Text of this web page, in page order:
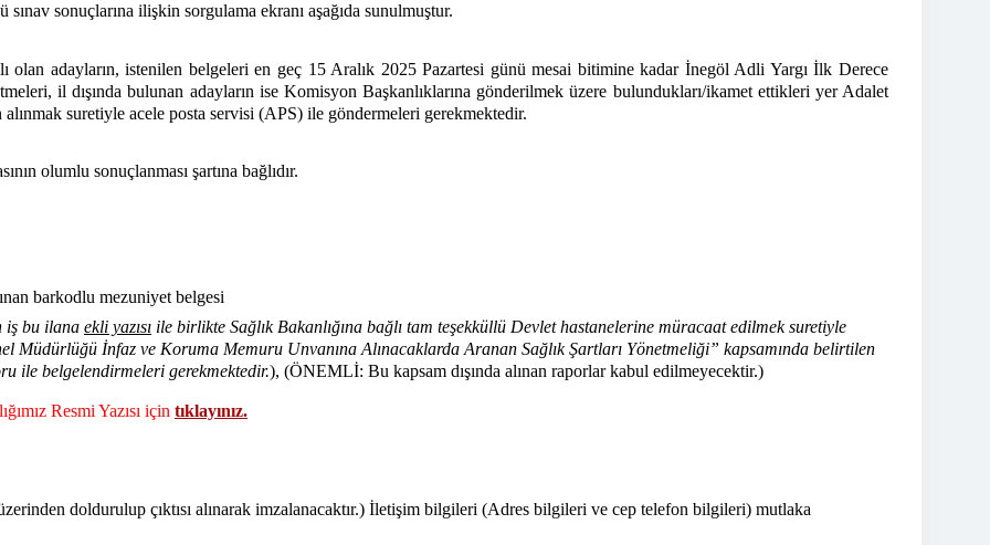
sonuçlarına ilişkin sorgulama ekranı aşağıda sunulmuştur.
olan adayların, istenilen belgeleri en geç 15 Aralık 2025 Pazartesi günü mesai bitimine kadar İnegöl Adli Yargı İlk Derece
il dışında bulunan adayların ise Komisyon Başkanlıklarına gönderilmek üzere bulundukları/ikamet ettikleri yer Adalet
alınmak suretiyle acele posta servisi (APS) ile göndermeleri gerekmektedir.
olumlu sonuçlanması şartına bağlıdır.
barkodlu mezuniyet belgesi
iş bu ilana ekli yazısı ile birlikte Sağlık Bakanlığına bağlı tam teşekküllü Devlet hastanelerine müracaat edilmek suretiyle
Müdürlüğü İnfaz ve Koruma Memuru Unvanına Alınacaklarda Aranan Sağlık Şartları Yönetmeliği” kapsamında belirtilen
ile belgelendirmeleri gerekmektedir.), (ÖNEMLİ: Bu kapsam dışında alınan raporlar kabul edilmeyecektir.)
Resmi Yazısı için tıklayınız.
doldurulup çıktısı alınarak imzalanacaktır.) İletişim bilgileri (Adres bilgileri ve cep telefon bilgileri) mutlaka